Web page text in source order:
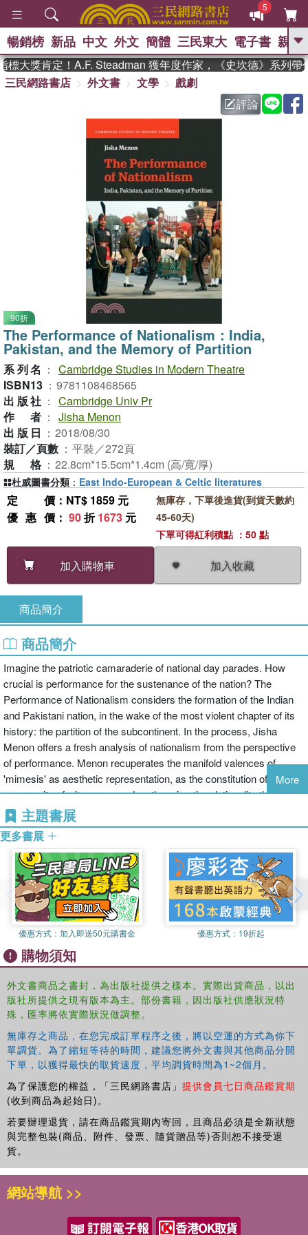
5
GO
熱搜： 東野圭吾
父親節 、 如果歷
暑期推薦 、 國際布克
獎 臺灣漫遊錄
登輝時代 、
偉大的迷走神經
暢銷榜 新品 中文 外文 簡體 三民東大 電子書 親子
大獎肯定！A.F. Steadman 獲年度作家，《史坎德》系列帶
三民網路書店
外文書 文學
戲劇
評論
90折
The Performance of Nationalism：India,
Pakistan, and the Memory of Partition
系列名 ： Cambridge Studies in Modern Theatre
ISBN13 ： 9781108468565
出版社 ： Cambridge Univ Pr
作者 ： Jisha Menon
出版日 ： 2018/08/30
裝訂／頁數 ： 平裝／272頁
規格 ： 22.8cm*15.5cm*1.4cm (高/寬/厚)
定價 ：NT$ 1859 元
優惠價 ： 90折1673 元
加入購物車 加入收藏
無庫存，下單後進貨(到貨天數約
45-60天)
下單可得紅利積點 ：50 點
杜威圖書分類 ： East Indo-European & Celtic literatures
商品簡介
商品簡介
Imagine the patriotic camaraderie of national day parades. How
crucial is performance for the sustenance of the nation? The
Performance of Nationalism considers the formation of the Indian
and Pakistani nation, in the wake of the most violent chapter of its
history: the partition of the subcontinent. In the process, Jisha
Menon offers a fresh analysis of nationalism from the perspective
of performance. Menon recuperates the manifold valences of
'mimesis' as aesthetic representation, as the constitution of a
community of witnesses, and as the mimetic relationality that
underlies the encounter between India and Pakistan. The particular
performances considered here range from Wagah border
ceremonies to the partition theatre of Asghar Wajahat, Kirti Jain, M.
K. Raina, and the cinema of Ritwik Ghatak and M. S. Sathyu. By
pointing to the tropes of twins, doubles, and doppelgängers that
suffuse these performances, this study troubles the idea of two
insular, autonomous nation-states of India and Pakistan. In the
process, Menon recovers mimetic modes of thinking that unsettle
the reified categories of identity politics.
More
主題書展
更多書展
優惠方式： 加入即送50元購書金 優惠方式： 19折起
購物須知
外文書商品之書封，為出版社提供之樣本。實際出貨商品，以出
版社所提供之現有版本為主。部份書籍，因出版社供應狀況特
殊，匯率將依實際狀況做調整。
無庫存之商品，在您完成訂單程序之後，將以空運的方式為你下
單調貨。為了縮短等待的時間，建議您將外文書與其他商品分開
下單，以獲得最快的取貨速度，平均調貨時間為1~2個月。
為了保護您的權益，「三民網路書店」 提供會員七日商品鑑賞期
(收到商品為起始日)。
若要辦理退貨，請在商品鑑賞期內寄回，且商品必須是全新狀態
與完整包裝(商品、附件、發票、隨貨贈品等)否則恕不接受退
貨。
網站導航 >>